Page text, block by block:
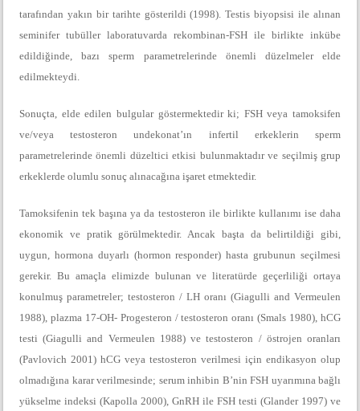
tarafından yakın bir tarihte gösterildi (1998). Testis biyopsisi ile alınan
seminifer tubüller laboratuvarda rekombinan-FSH ile birlikte inkübe
edildiğinde, bazı sperm parametrelerinde önemli düzelmeler elde
edilmekteydi.
Sonuçta, elde edilen bulgular göstermektedir ki; FSH veya tamoksifen
ve/veya testosteron undekonat’ın infertil erkeklerin sperm
parametrelerinde önemli düzeltici etkisi bulunmaktadır ve seçilmiş grup
erkeklerde olumlu sonuç alınacağına işaret etmektedir.
Tamoksifenin tek başına ya da testosteron ile birlikte kullanımı ise daha
ekonomik ve pratik görülmektedir. Ancak başta da belirtildiği gibi,
uygun, hormona duyarlı (hormon responder) hasta grubunun seçilmesi
gerekir. Bu amaçla elimizde bulunan ve literatürde geçerliliği ortaya
konulmuş parametreler; testosteron / LH oranı (Giagulli and Vermeulen
1988), plazma 17-OH- Progesteron / testosteron oranı (Smals 1980), hCG
testi (Giagulli and Vermeulen 1988) ve testosteron / östrojen oranları
(Pavlovich 2001) hCG veya testosteron verilmesi için endikasyon olup
olmadığına karar verilmesinde; serum inhibin B’nin FSH uyarımına bağlı
yükselme indeksi (Kapolla 2000), GnRH ile FSH testi (Glander 1997) ve